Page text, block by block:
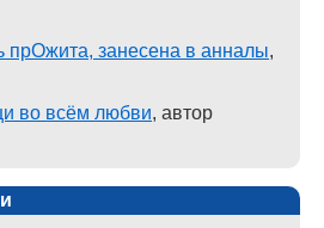
прОжита, занесена в анналы,
во всём любви, автор